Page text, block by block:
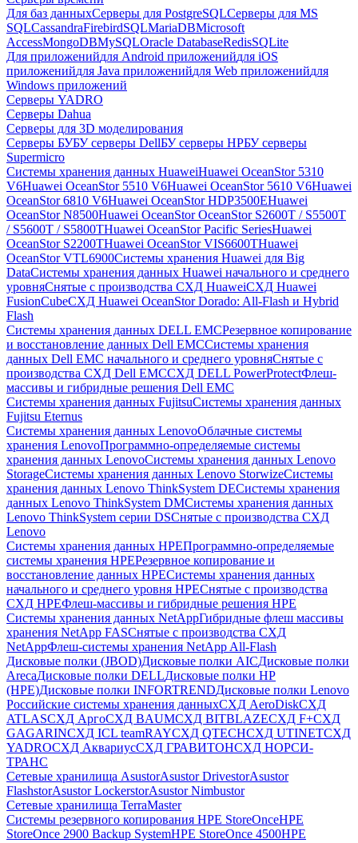
Для баз данныхСерверы для PostgreSQLСерверы для MS
SQLCassandraFirebirdSQLMariaDBMicrosoft
AccessMongoDBMySQLOracle DatabaseRedisSQLite
Для приложенийдля Android приложенийдля iOS
приложенийдля Java приложенийдля Web приложенийдля
Windows приложений
Серверы YADRO
Серверы Dahua
Серверы для 3D моделирования
Серверы БУБУ серверы DellБУ серверы HPБУ серверы
Supermicro
Системы хранения данных HuaweiHuawei OceanStor 5310
V6Huawei OceanStor 5510 V6Huawei OceanStor 5610 V6Huawei
OceanStor 6810 V6Huawei OceanStor HDP3500EHuawei
OceanStor N8500Huawei OceanStor OceanStor S2600T / S5500T
/ S5600T / S5800THuawei OceanStor Pacific SeriesHuawei
OceanStor S2200THuawei OceanStor VIS6600THuawei
OceanStor VTL6900Системы хранения Huawei для Big
DataСистемы хранения данных Huawei начального и среднего
уровняСнятые с производства СХД HuaweiСХД Huawei
FusionCubeСХД Huawei OceanStor Dorado: All-Flash и Hybrid
Flash
Системы хранения данных DELL EMCРезервное копирование
и восстановление данных Dell EMCСистемы хранения
данных Dell EMC начального и среднего уровняСнятые с
производства СХД Dell EMCСХД DELL PowerProtectФлеш-
массивы и гибридные решения Dell EMC
Системы хранения данных FujitsuСистемы хранения данных
Fujitsu Eternus
Системы хранения данных LenovoОблачные системы
хранения LenovoПрограммно-определяемые системы
хранения данных LenovoСистемы хранения данных Lenovo
StorageСистемы хранения данных Lenovo StorwizeСистемы
хранения данных Lenovo ThinkSystem DEСистемы хранения
данных Lenovo ThinkSystem DMСистемы хранения данных
Lenovo ThinkSystem серии DSСнятые с производства СХД
Lenovo
Системы хранения данных HPEПрограммно-определяемые
системы хранения HPEРезервное копирование и
восстановление данных HPEСистемы хранения данных
начального и среднего уровня HPEСнятые с производства
СХД HPEФлеш-массивы и гибридные решения HPE
Cистемы хранения данных NetAppГибридные флеш массивы
хранения NetApp FASСнятые с производства СХД
NetAppФлеш-системы хранения NetApp All-Flash
Дисковые полки (JBOD)Дисковые полки AICДисковые полки
ArecaДисковые полки DELLДисковые полки HP
(HPE)Дисковые полки INFORTRENDДисковые полки Lenovo
Российские системы хранения данныхСХД AeroDiskСХД
ATLASСХД AргоСХД BAUMСХД BITBLAZEСХД F+СХД
GAGARINСХД ICL teamRAYСХД QTECHСХД UTINETСХД
YADROСХД АквариусСХД ГРАВИТОНСХД НОРСИ-
ТРАНС
Сетевые хранилища AsustorAsustor DrivestorAsustor
FlashstorAsustor LockerstorAsustor Nimbustor
Сетевые хранилища TerraMaster
Системы резервного копирования HPE StoreOnceHPE
StoreOnce 2900 Backup SystemHPE StoreOnce 4500HPE